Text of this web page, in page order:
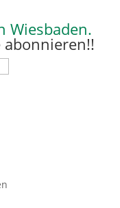
Wiesbaden.
abonnieren!!